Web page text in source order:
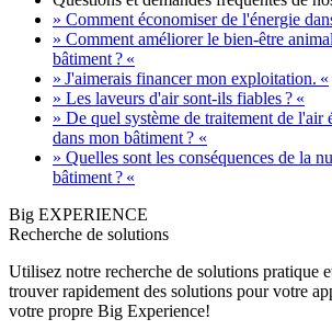
» Comment économiser de l'énergie
» Comment améliorer le bien-être
bâtiment ? «
» J'aimerais financer mon exploitation. «
» Les laveurs d'air sont-ils fiables ? «
» De quel système de traitement de l'air
dans mon bâtiment ? «
» Quelles sont les conséquences de la
bâtiment ? «
Big EXPERIENCE
Recherche de solutions
Utilisez notre recherche de solutions pratique
trouver rapidement des solutions pour votre
votre propre Big Experience!